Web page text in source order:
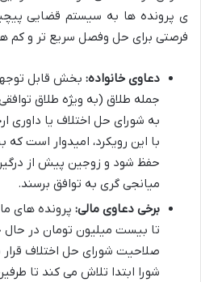
ی پرونده ها به سیستم قضایی
فرصتی برای حل وفصل سریع تر و کم
دعاوی خانواده: بخش قابل توجهی
جمله طلاق (به ویژه طلاق
به شورای حل اختلاف یا داوری
با این رویکرد، امیدوار است که
حفظ شود و زوجین پیش از
میانجی گری به توافق برسند.
برخی دعاوی مالی: پرونده های
تا بیست میلیون تومان در حال
صلاحیت شورای حل اختلاف قرار
شورا ابتدا تلاش می کند تا